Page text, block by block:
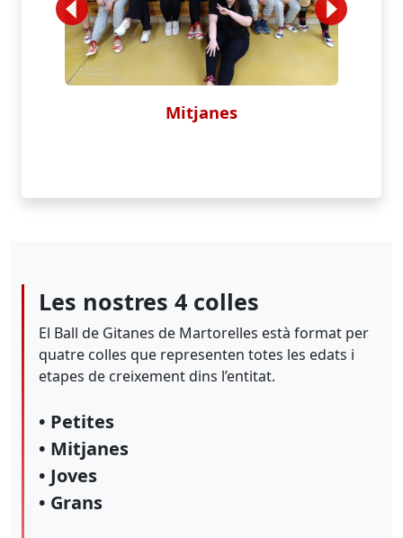
Mitjanes
Les nostres 4 colles
El Ball de Gitanes de Martorelles està format per
quatre colles que representen totes les edats i
etapes de creixement dins l’entitat.
• Petites
• Mitjanes
• Joves
• Grans